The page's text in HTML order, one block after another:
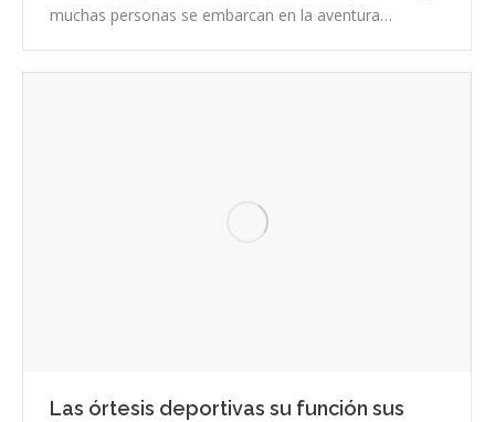
muchas personas se embarcan en la aventura…
Las órtesis deportivas su función sus